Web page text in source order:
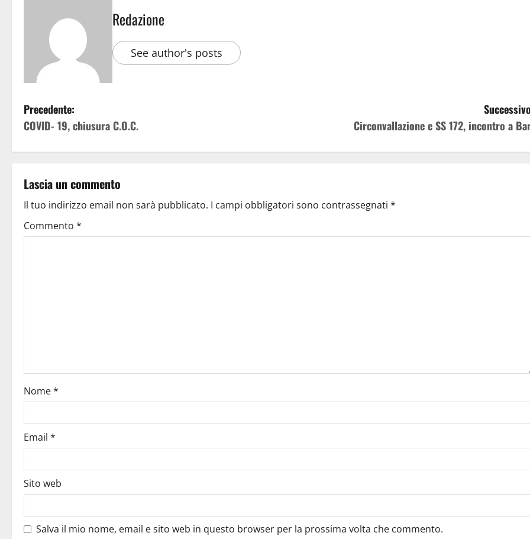
Redazione
See author's posts
Precedente:
COVID- 19, chiusura C.O.C.
Circonvallazione e SS 172, incontro a
Lascia un commento
Il tuo indirizzo email non sarà pubblicato. I campi obbligatori sono contrassegnati *
Commento *
Nome*
Email *
Sito web
Salva il mio nome, email e sito web in questo browser per la prossima volta che commento.